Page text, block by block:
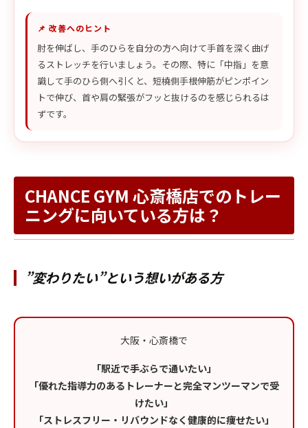
📌 改善へのヒント
肘を伸ばし、手のひらを自分の方へ向けて手首を深く曲げ
るストレッチを行いましょう。その際、特に「中指」を意
識して手のひら側へ引くと、短橈側手根伸筋がピンポイン
トで伸び、首や肩の緊張がフッと抜けるのを感じられるは
ずです。
CHANCE GYM 心斎橋店でのトレー
ニングに向いている方は？
”変わりたい”という想いがある方
大阪・心斎橋で
「駅近で手ぶらで通いたい」
「優れた指導力のあるトレーナーと完全マンツーマンで受
けたい」
「ストレスフリー・リバウンドなく健康的に痩せたい」